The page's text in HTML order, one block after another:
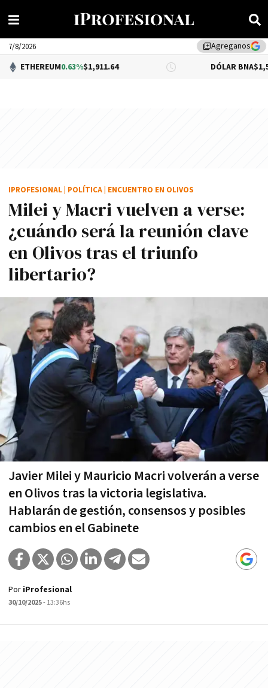
library_addAgreganos
7/8/2026
0.63%$1,911.64 DÓLAR BNA $1,520.00
Milei y Macri vuelven a verse:
¿cuándo será la reunión clave
en Olivos tras el triunfo
libertario?
Javier Milei y Mauricio Macri volverán a verse
en Olivos tras la victoria legislativa.
Hablarán de gestión, consensos y posibles
cambios en el Gabinete
IPROFESIONAL POLÍTICA ENCUENTRO EN OLIVOS
Por iProfesional
30/10/2025- 13:36hs